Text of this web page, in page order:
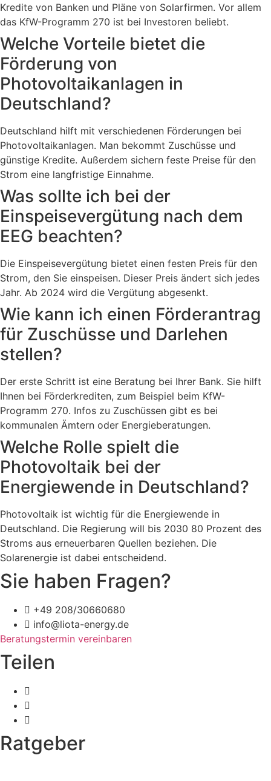
Kredite von Banken und Pläne von Solarfirmen. Vor allem
das KfW-Programm 270 ist bei Investoren beliebt.
Welche Vorteile bietet die
Förderung von
Photovoltaikanlagen in
Deutschland?
Deutschland hilft mit verschiedenen Förderungen bei
Photovoltaikanlagen. Man bekommt Zuschüsse und
günstige Kredite. Außerdem sichern feste Preise für den
Strom eine langfristige Einnahme.
Was sollte ich bei der
Einspeisevergütung nach dem
EEG beachten?
Die Einspeisevergütung bietet einen festen Preis für den
Strom, den Sie einspeisen. Dieser Preis ändert sich jedes
Jahr. Ab 2024 wird die Vergütung abgesenkt.
Wie kann ich einen Förderantrag
für Zuschüsse und Darlehen
stellen?
Der erste Schritt ist eine Beratung bei Ihrer Bank. Sie hilft
Ihnen bei Förderkrediten, zum Beispiel beim KfW-
Programm 270. Infos zu Zuschüssen gibt es bei
kommunalen Ämtern oder Energieberatungen.
Welche Rolle spielt die
Photovoltaik bei der
Energiewende in Deutschland?
Photovoltaik ist wichtig für die Energiewende in
Deutschland. Die Regierung will bis 2030 80 Prozent des
Stroms aus erneuerbaren Quellen beziehen. Die
Solarenergie ist dabei entscheidend.
Sie haben Fragen?
+49 208/30660680
info@liota-energy.de
Beratungstermin vereinbaren
Teilen
Ratgeber